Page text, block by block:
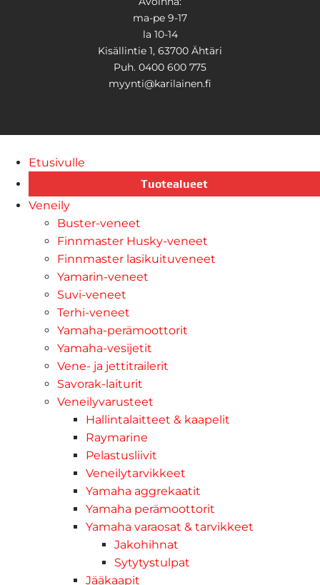
ma-pe 9-17
la 10-14
Kisällintie 1, 63700 Ähtäri
Puh. 0400 600 775
myynti@karilainen.fi
Etusivulle
Tuotealueet
Veneily
Buster-veneet
Finnmaster Husky-veneet
Finnmaster lasikuituveneet
Yamarin-veneet
Suvi-veneet
Terhi-veneet
Yamaha-perämoottorit
Yamaha-vesijetit
Vene- ja jettitrailerit
Savorak-laiturit
Veneilyvarusteet
Hallintalaitteet & kaapelit
Raymarine
Pelastusliivit
Veneilytarvikkeet
Yamaha aggrekaatit
Yamaha perämoottorit
Yamaha varaosat & tarvikkeet
Jakohihnat
Sytytystulpat
Jääkaapit